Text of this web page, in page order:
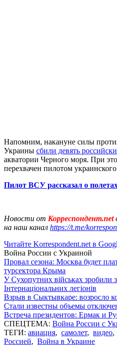
Напомним, накануне силы
Украины сбили девять
акватории Черного моря. При
перехвачен пилотом
Пилот ВСУ рассказал о
Новости от Корреспондент.net
на наш канал https://t.me/
Читайте Korrespondent.net в
Война России с Украиной
Провал сезона: Москва будет
турсектора Крыма
У Сухопутних військах зробили
Інтернаціональних легіонів
Взрыв в Сыктывкаре: возросло
Стали известны объемы
Встреча президентов: Ермак и
СПЕЦТЕМА: Война России с
ТЕГИ: авиация, самолет, видео,
Россией, Война в Украине